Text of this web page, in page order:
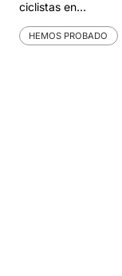
ciclistas en…
HEMOS PROBADO